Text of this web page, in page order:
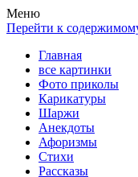
Весела хата —
клипы!
Покажем всем ваши
рассказы, видео и
Меню
Перейти к
Главная
все картинки
Фото приколы
Карикатуры
Шаржи
Анекдоты
Афоризмы
Стихи
Рассказы